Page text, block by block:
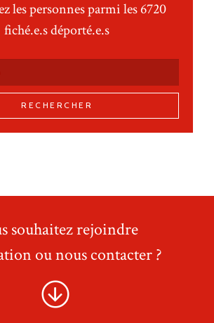
les personnes parmi les 6720
fiché.e.s déporté.e.s
RECHERCHER
souhaitez rejoindre
ou nous contacter ?